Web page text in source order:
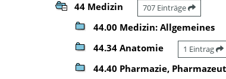
44 Medizin 707 Einträge
44.00 Medizin: Allgemeines
44.34 Anatomie 1 Eintrag
44.40 Pharmazie,